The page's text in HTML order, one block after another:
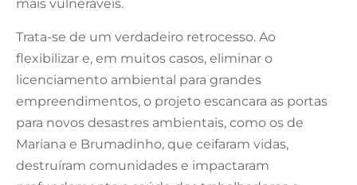
mais vulneráveis.
Trata-se de um verdadeiro retrocesso. Ao
flexibilizar e, em muitos casos, eliminar o
licenciamento ambiental para grandes
empreendimentos, o projeto escancara as portas
para novos desastres ambientais, como os de
Mariana e Brumadinho, que ceifaram vidas,
destruíram comunidades e impactaram